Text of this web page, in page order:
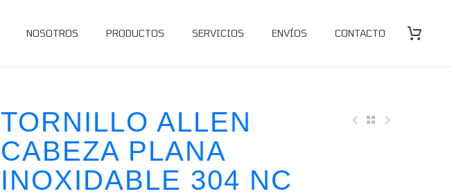
NOSOTROS PRODUCTOS SERVICIOS ENVÍOS CONTACTO
TORNILLO ALLEN
CABEZA PLANA
INOXIDABLE 304 NC